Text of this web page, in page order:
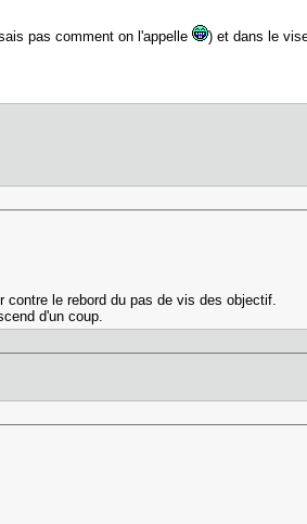
pas comment on l'appelle
) et dans le
le rebord du pas de vis des objectif.
d'un coup.